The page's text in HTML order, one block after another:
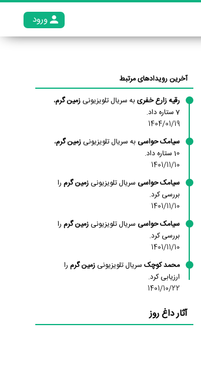
ورود
آخرین رویدادهای مرتبط
رقیه زارع خفریبه سریال تلویزیونی زمین گرم،
7 ستاره داد.
1404/01/19
سیامک حواسی به سریال تلویزیونی زمین گرم،
10 ستاره داد.
1401/11/10
سیامک حواسی سریال تلویزیونی زمین گرمرا
بررسی کرد.
1401/11/10
سیامک حواسی سریال تلویزیونی زمین گرمرا
بررسی کرد.
1401/11/10
محمد کوچکسریال تلویزیونی زمین گرمرا
ارزیابی کرد.
1401/10/22
آثار داغ روز